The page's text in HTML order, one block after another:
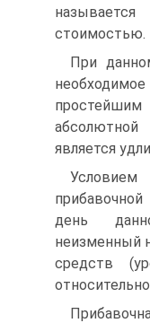
стоимостью.
При
является
день
неизменный
средств